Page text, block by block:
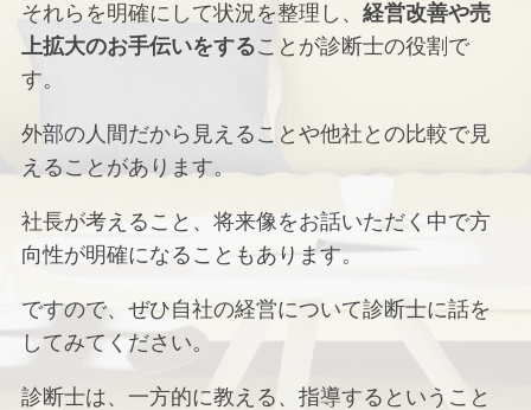
それらを明確にして状況を整理し、 経営改善や売
上拡大のお手伝いをすることが診断士の役割で
す。
外部の人間だから見えることや他社との比較で見
えることがあります。
社長が考えること、将来像をお話いただく中で方
向性が明確になることもあります。
ですので、ぜひ自社の経営について診断士に話を
してみてください。
診断士は、一方的に教える、指導するということ